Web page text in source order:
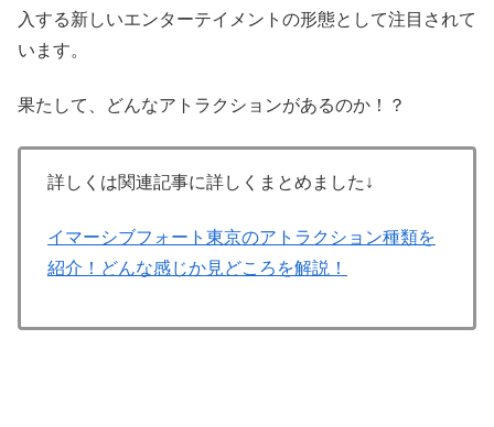
入する新しいエンターテイメントの形態として注目されて
います。
果たして、どんなアトラクションがあるのか！？
詳しくは関連記事に詳しくまとめました↓
イマーシブフォート東京のアトラクション種類を
紹介！どんな感じか見どころを解説！